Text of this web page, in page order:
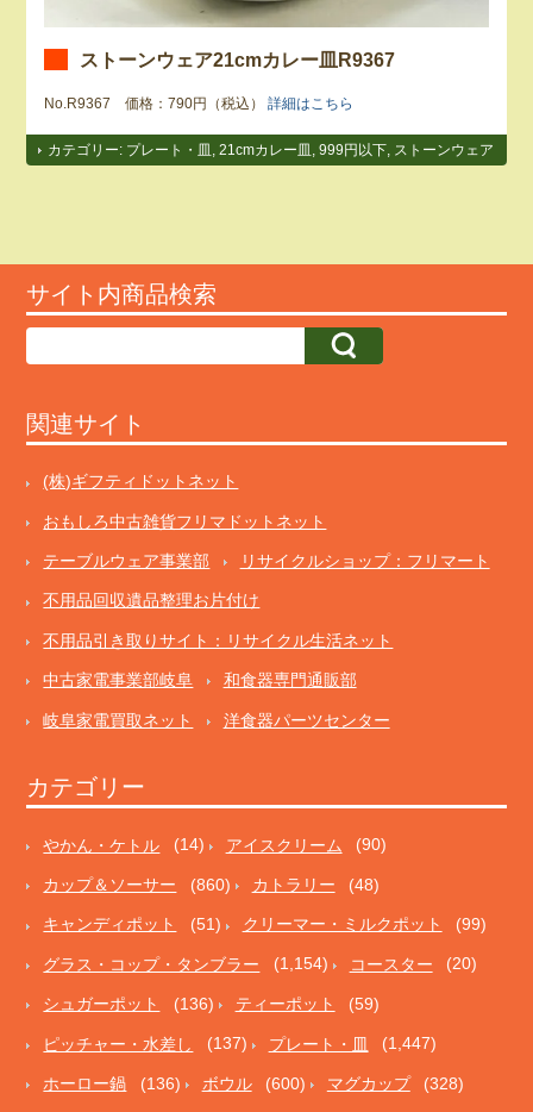
ストーンウェア21cmカレー皿R9367
No.R9367 価格：790円（税込）詳細はこちら
カテゴリー: プレート・皿 ,21cmカレー皿 ,999円以下 ストーンウェア
サイト内商品検索
関連サイト
(株)ギフティドットネット
おもしろ中古雑貨フリマドットネット
テーブルウェア事業部 リサイクルショップ：フリマート
不用品回収遺品整理お片付け
不用品引き取りサイト：リサイクル生活ネット
中古家電事業部岐阜 和食器専門通販部
岐阜家電買取ネット 洋食器パーツセンター
カテゴリー
やかん・ケトル (14) アイスクリーム (90)
カップ＆ソーサー (860) カトラリー (48)
キャンディポット (51) クリーマー・ミルクポット (99)
グラス・コップ・タンブラー (1,154) コースター (20)
シュガーポット (136) ティーポット (59)
ピッチャー・水差し (137) プレート・皿 (1,447)
ホーロー鍋 (136) ボウル (600) マグカップ (328)